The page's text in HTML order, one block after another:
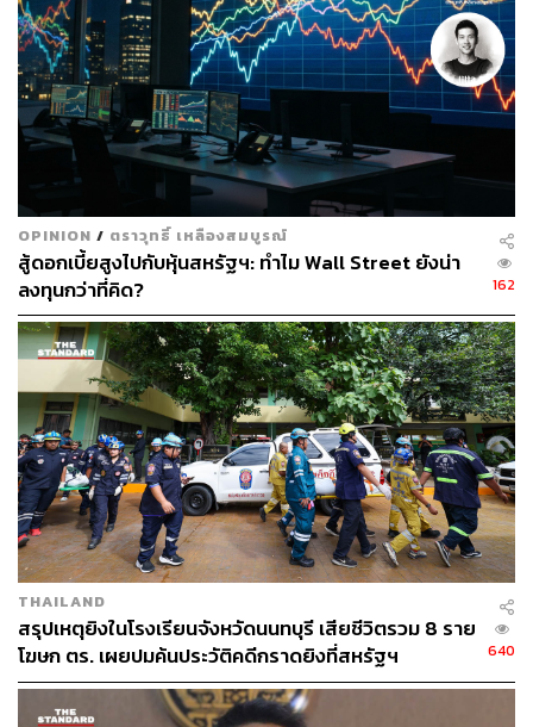
ภาพ: Carl Court / Getty Images
พิสูจน์อักษร: วรรษมล สิงหโกมล
FYI
โทโฮกุเป็นหนึ่งในภูมิภาคของญี่ปุ่น ครอบคลุมพื้นที่
ราว 1 ใน 4 ทางตอนเหนือของเกาะฮอนชู ประกอบไป
ด้วย 6 จังหวัด ได้แก่ อาโอโมริ, อิวาเตะ, มิยางิ, อากิตะ,
ยามางาตะ และฟุกุชิมะ
TAGS: Japan Tohoku แผ่นดินไหว
สึนามิ
แผ่นดินไหวในญี่ปุ่น
ผู้เสียชีวิต
OPINION / ตราวุทธิ์ เหลืองสมบูรณ์
สู้ดอกเบี้ยสูงไปกับหุ้นสหรัฐฯ: ทำไม Wall Street ยังน่า
ลงทุนกว่าที่คิด?
162
THAILAND
สรุปเหตุยิงในโรงเรียนจังหวัดนนทบุรี เสียชีวิตรวม 8 ราย
โฆษก ตร. เผยปมค้นประวัติคดีกราดยิงที่สหรัฐฯ
640